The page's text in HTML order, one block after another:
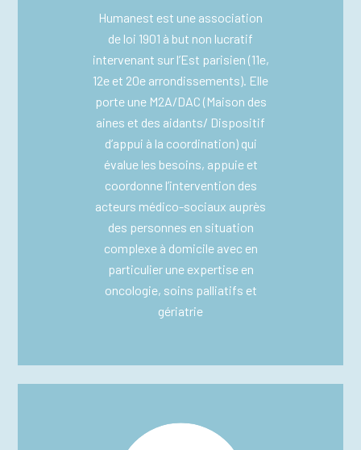
Humanest est une association
de loi 1901 à but non lucratif
intervenant sur l’Est parisien (11e,
12e et 20e arrondissements). Elle
porte une M2A/DAC (Maison des
aines et des aidants/ Dispositif
d’appui à la coordination)qui
évalue les besoins, appuie et
coordonne l’intervention des
acteurs médico-sociaux auprès
des personnes en situation
complexe à domicile avec en
particulier une expertise en
oncologie, soins palliatifs et
gériatrie